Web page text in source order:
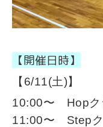
【開催日時】
【6/11(土)】
10:00〜 Hopク
11:00〜 Stepク